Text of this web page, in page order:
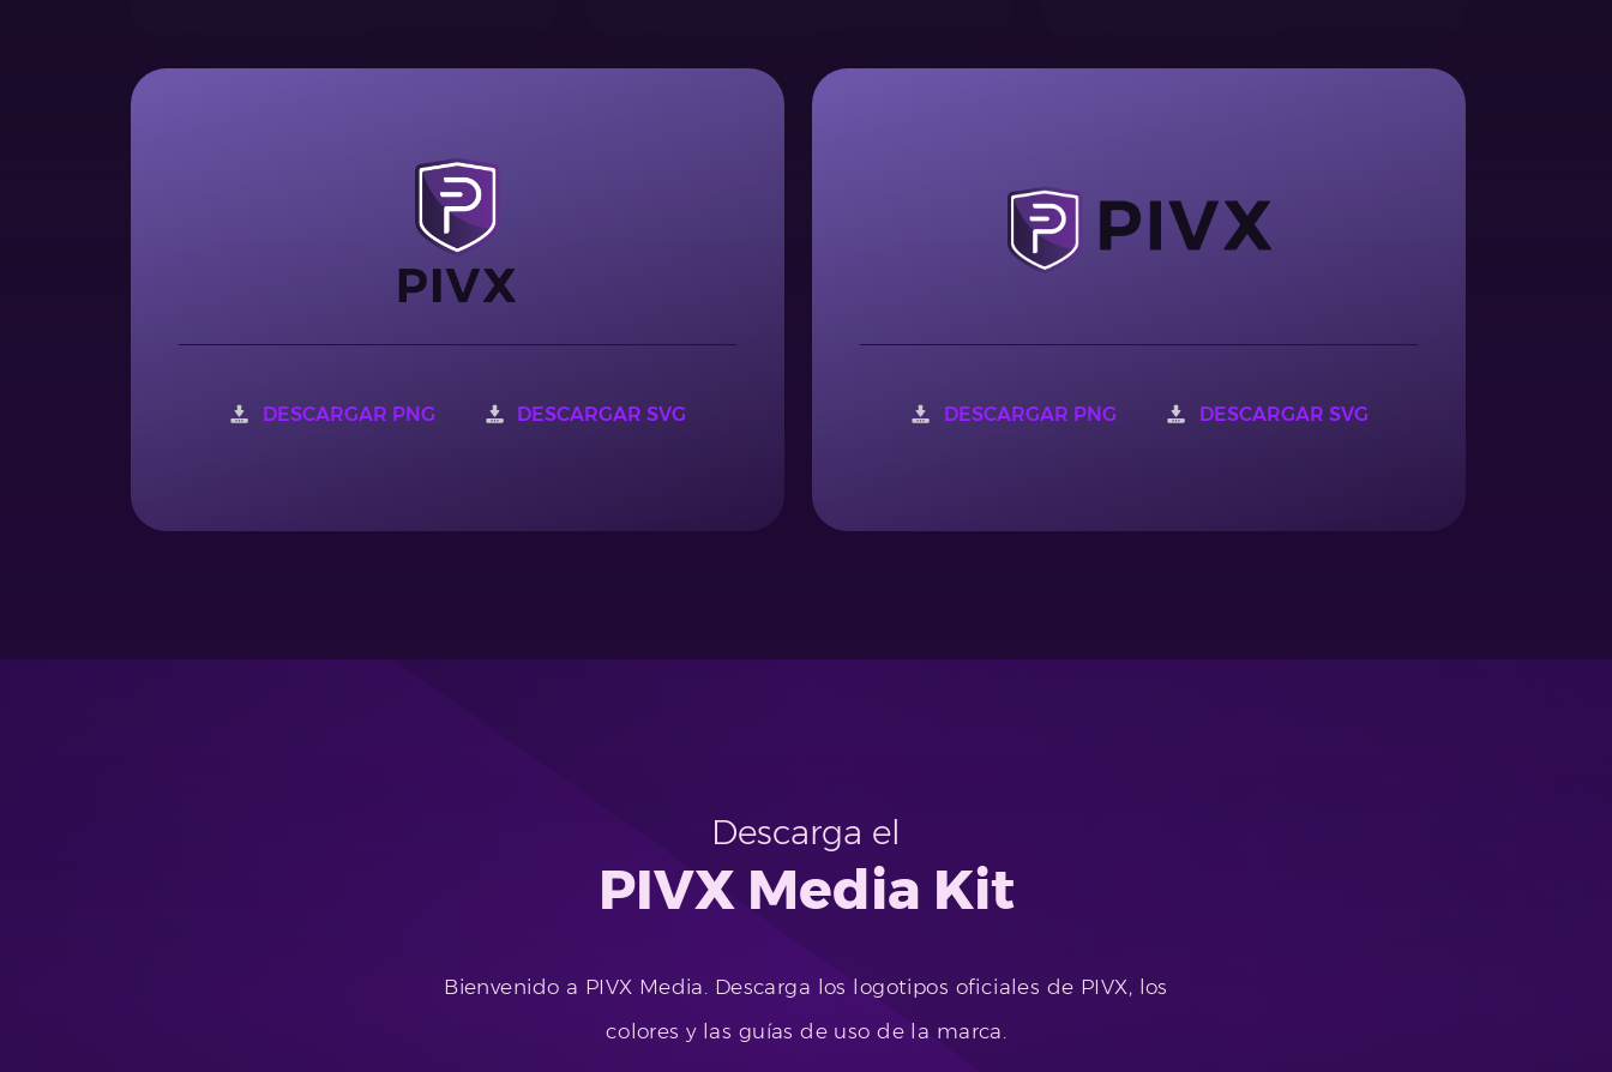
DESCARGAR PNG DESCARGAR SVG DESCARGAR PNG DESCARGAR SVG
Descarga el
PIVX Media Kit
Bienvenido a PIVX Media. Descarga los logotipos oficiales de PIVX, los
colores y las guías de uso de la marca.